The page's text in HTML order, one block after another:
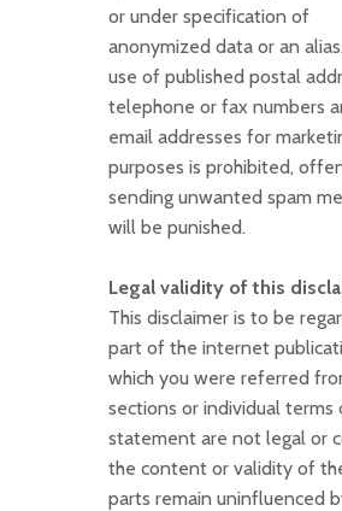
or under specification of
anonymized data or an
use of published postal
telephone or fax numbers
email addresses for
purposes is prohibited,
sending unwanted spam
will be punished.
Legal validity of this
This disclaimer is to be
part of the internet
which you were referred
sections or individual terms
statement are not legal or
the content or validity of
parts remain uninfluenced